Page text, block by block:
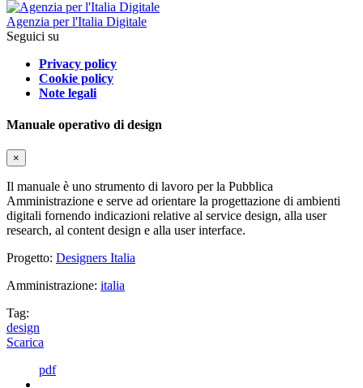
Agenzia per l'Italia Digitale
Seguici su
Privacy policy
Cookie policy
Note legali
Manuale operativo di design
×
Il manuale è uno strumento di lavoro per la Pubblica
Amministrazione e serve ad orientare la progettazione di ambienti
digitali fornendo indicazioni relative al service design, alla user
research, al content design e alla user interface.
Progetto: Designers Italia
Amministrazione: italia
Tag:
design
Scarica
pdf